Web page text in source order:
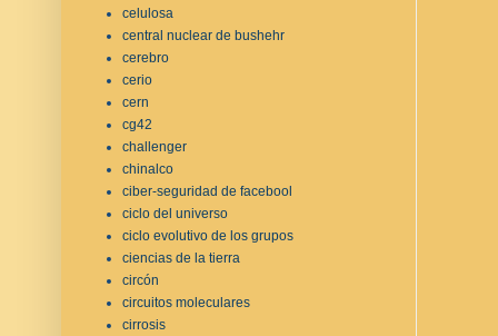
celulosa
central nuclear de bushehr
cerebro
cerio
cern
cg42
challenger
chinalco
ciber-seguridad de facebool
ciclo del universo
ciclo evolutivo de los grupos
ciencias de la tierra
circón
circuitos moleculares
cirrosis